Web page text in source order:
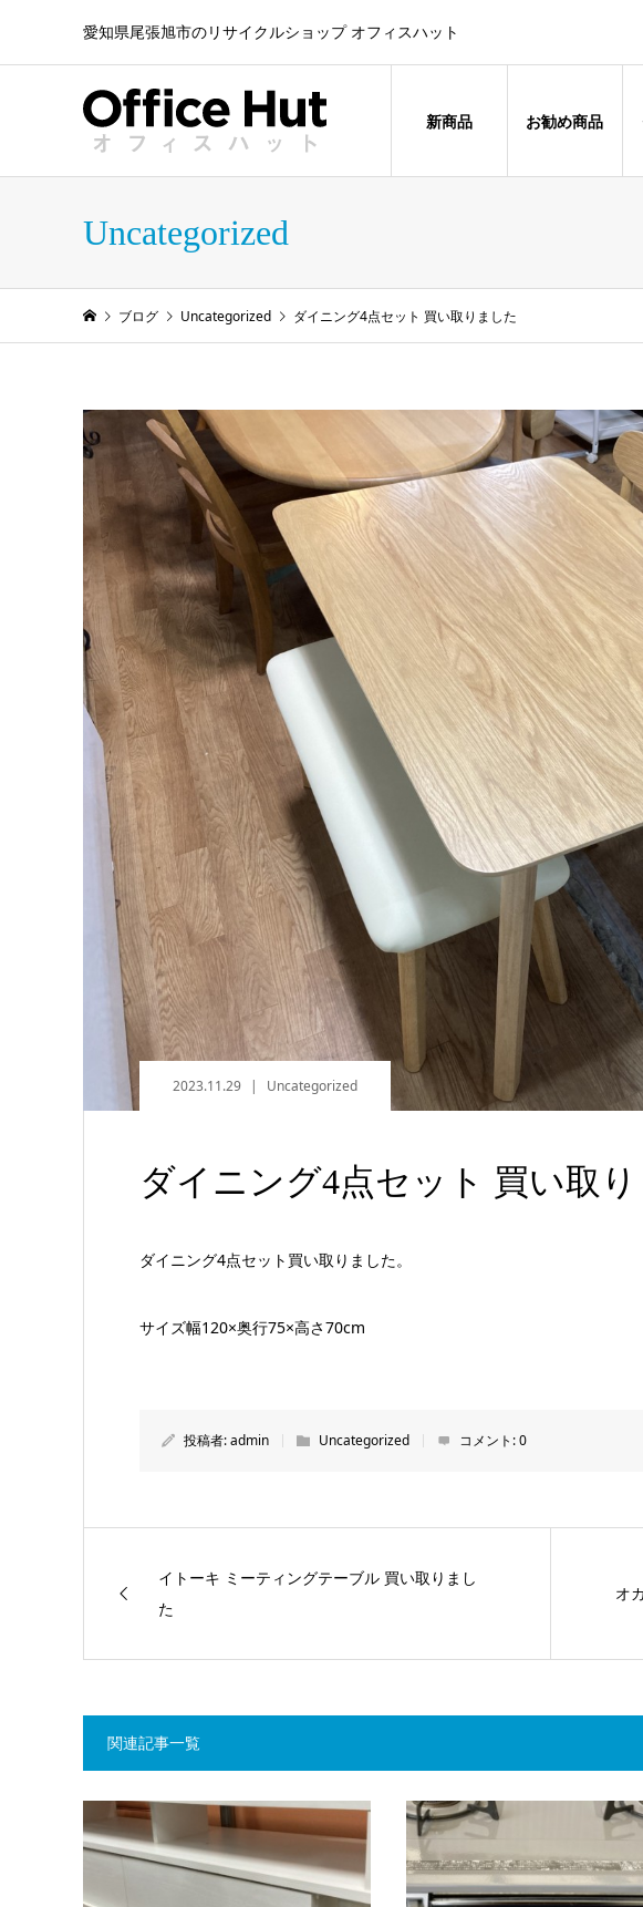
愛知県尾張旭市のリサイクルショップ オフィスハット
新商品 お勧め商品
Uncategorized
ブログ Uncategorized ダイニング4点セット 買い取りました
2023.11.29 Uncategorized
ダイニング4点セット 買い取
ダイニング4点セット買い取りました。
サイズ幅120×奥行75×高さ70cm
投稿者:admin Uncategorized コメント:0
イトーキ ミーティングテーブル 買い取りまし
た
オ
関連記事一覧